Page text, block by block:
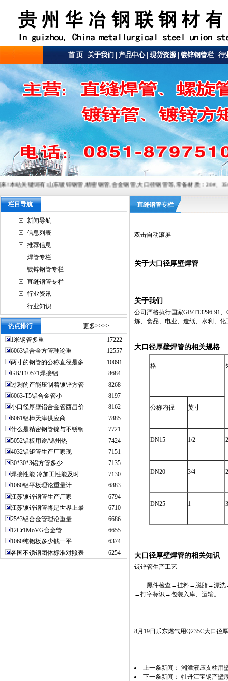
首 页 关于我们 | 产品中心| 现货资源| 镀锌钢管栏 | 行
站关键词有:山东镀锌钢管,精密钢管,合金钢管,大口径钢管等,常备材质：20#、
栏目导航
新闻导航
信息列表
推荐信息
焊管专栏
镀锌钢管专栏
直缝钢管专栏
行业资讯
行业知识
热点排行
更多>>>>
1米钢管多重
17222
6063铝合金方管理论重
12557
两寸的钢管的公称直径是多
10091
GB/T10571焊接铝
8684
过剩的产能压制着镀锌方管
8268
6063-T5铝合金管小
8197
小口径厚壁铝合金管西昌价
8162
6061铝棒天津供应商-
7885
什么是精密钢管镍与不锈钢
7721
5052铝板用途/锦州热
7424
4032铝矩管生产厂家现
7151
30*30*3铝方管多少
7135
焊接性能.冷加工性能及时
7130
1060铝平板理论重量计
6883
江苏镀锌钢管生产厂家
6794
江苏镀锌钢管将是世界上最
6710
25*3铝合金管理论重量
6686
12Cr1MoVG合金管
6655
1060纯铝板多少钱一平
6374
各国不锈钢团体标准对照表
6254
直缝钢管专栏
双击自动滚屏
关于大口径厚壁焊管
关于我们
公司严格执行国家GB/T13296-91
炼、食品、电业、造纸、水利、
大口径厚壁焊管的相关规格
格
公称内径 英寸
DN15 1/2
DN20 3/4
DN25 1
大口径厚壁焊管的相关知识
镀锌管生产工艺
黑件检查→挂料→脱脂→漂洗→
→打字标识→包装入库、运输。
8月19日乐东燃气用Q235C大口径
上一条新闻： 湘潭液压支柱用
下一条新闻： 牡丹江宝钢产壁